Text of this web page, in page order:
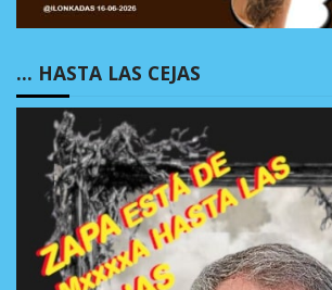
… HASTA LAS CEJAS